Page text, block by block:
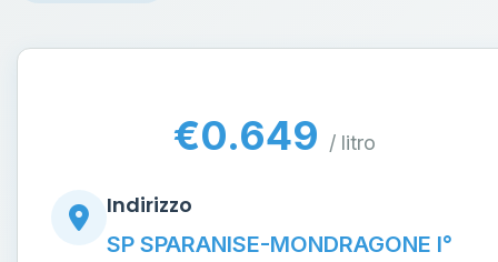
€0.649 / litro
Indirizzo
SP SPARANISE-MONDRAGONE I°